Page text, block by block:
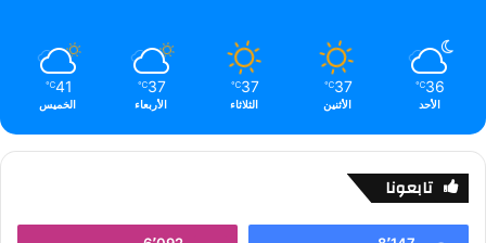
36
℃
الأحد
37
℃
الأثنين
37
℃
الثلاثاء
37
℃
الأربعاء
41
℃
الخميس
تابعونا